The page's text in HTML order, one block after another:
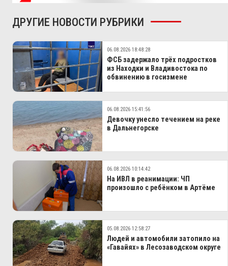
ДРУГИЕ НОВОСТИ РУБРИКИ
06.08.2026 18:48:28
ФСБ задержало трёх подростков
из Находки и Владивостока по
обвинению в госизмене
06.08.2026 15:41:56
Девочку унесло течением на реке
в Дальнегорске
06.08.2026 10:14:42
На ИВЛ в реанимации: ЧП
произошло с ребёнком в Артёме
05.08.2026 12:58:27
Людей и автомобили затопило на
«Гавайях» в Лесозаводском округе